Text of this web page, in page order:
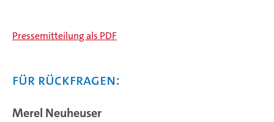
Pressemitteilung als PDF
Für Rückfragen:
Merel Neuheuser